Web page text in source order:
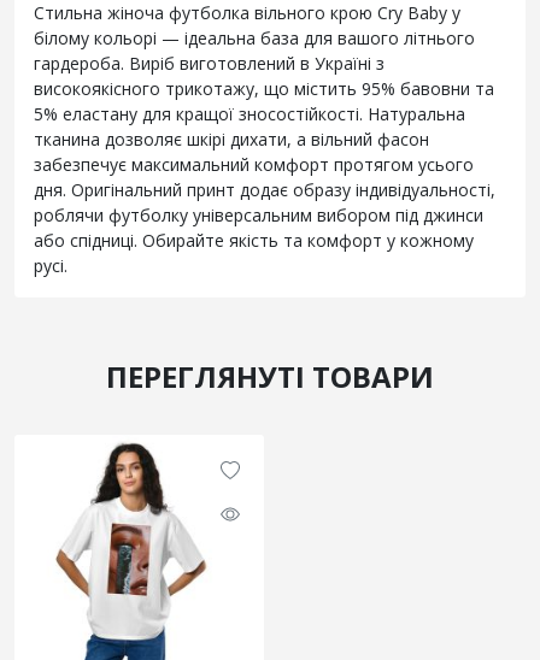
Стильна жіноча футболка вільного крою Cry Baby у
білому кольорі — ідеальна база для вашого літнього
гардероба. Виріб виготовлений в Україні з
високоякісного трикотажу, що містить 95% бавовни та
5% еластану для кращої зносостійкості. Натуральна
тканина дозволяє шкірі дихати, а вільний фасон
забезпечує максимальний комфорт протягом усього
дня. Оригінальний принт додає образу індивідуальності,
роблячи футболку універсальним вибором під джинси
або спідниці. Обирайте якість та комфорт у кожному
русі.
ПЕРЕГЛЯНУТІ ТОВАРИ